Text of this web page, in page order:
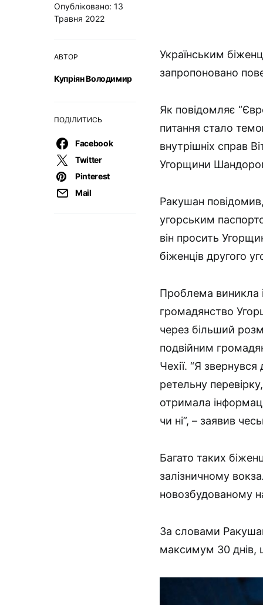
Опубліковано: 13
Травня 2022
АВТОР
Купріян Володимир
ПОДІЛИТИСЬ
Facebook
Twitter
Pinterest
Mail
Українським
запропоновано
Як повідомляє
питання стало
внутрішніх справ
Угорщини
Ракушан
угорським
він просить
біженців другого
Проблема виникла
громадянство
через більший
подвійним
Чехії. “Я
ретельну
отримала
чи ні”, – заявив
Багато таких
залізничному
новозбудованому
За словами
максимум 30 днів,